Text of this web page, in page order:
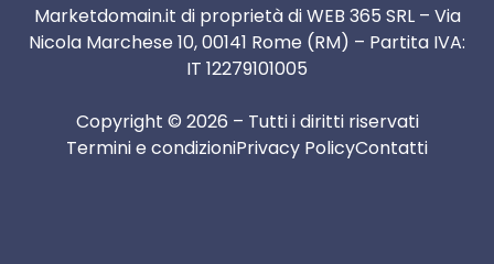
Marketdomain.it di proprietà di WEB 365 SRL – Via
Nicola Marchese 10, 00141 Rome (RM) – Partita IVA:
IT 12279101005
Copyright © 2026 – Tutti i diritti riservati
Termini e condizioniPrivacy PolicyContatti